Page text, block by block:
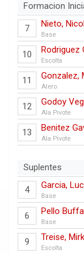
Formacion
7 Nieto,
Base
10 Rodriguez
Escolta
11 Gonzalez,
Alero
12 Godoy
Ala Pivote
13 Benitez
Ala Pivote
Suplentes
4 Garcia,
Base
6 Pello
Base
9 Treise,
Escolta